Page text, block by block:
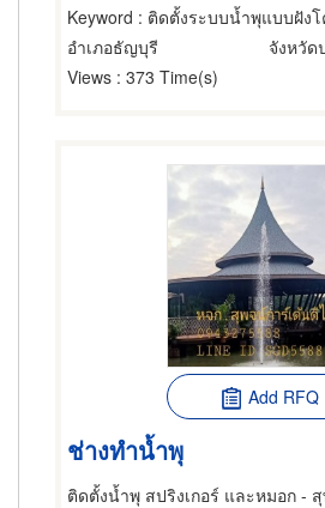
Keyword : ติดตั้งระบบน้ำพุแบบฝังโ
อำเภอธัญบุรี
จังหวั
Views : 373 Time(s)
Add RFQ
ช่างทำน้ำพุ
ติดตั้งน้ำพุ สปริงเกอร์ และหมอก -